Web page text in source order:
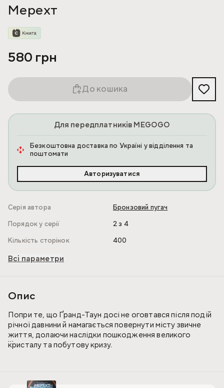
Мерехт
580 грн
До кошика
Для передплатників MEGOGO
Безкоштовна доставка по Україні у відділення та
поштомати
Авторизуватися
Серія автора
Бронзовий пугач
Порядок у серії
2 з 4
Кількість сторінок
400
Всі параметри
Опис
Попри те, що Ґранд-Таун досі не оговтався після подій
річної давнини й намагається повернути місту звичне
життя, долаючи наслідки пошкодження великого
кристалу та побутову кризу.
Ложі» відправляють на іспит другорангових — попри